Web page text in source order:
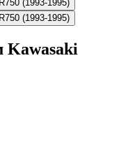
Kawasaki